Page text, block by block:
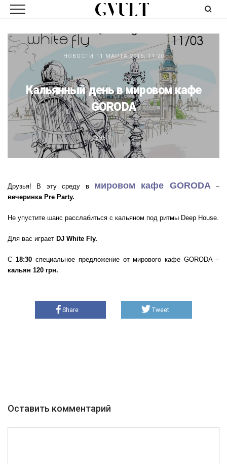
НОВОСТИ 11 МАРТА 2015, 11:20
Кальянный день в мировом кафе
GORODA
596 0
Друзья! В эту среду в мировом кафе GORODA
–
вечеринка Pre Party.
Не упустите шанс расслабиться с кальяном под ритмы Deep House.
Для вас играет DJ White Fly.
С 18:30специальное предложение от мирового кафе GORODA –
кальян 120 грн.
Share Tweet
Оставить комментарий